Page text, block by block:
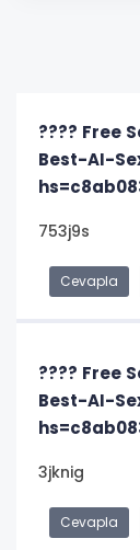
???? Free
Best-AI-
753j9s
Cevapla
???? Free
Best-AI-
3jknig
Cevapla